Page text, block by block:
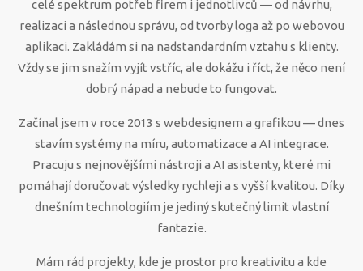
celé spektrum potřeb firem i jednotlivců — od návrhu,
realizaci a následnou správu, od tvorby loga až po webovou
aplikaci. Zakládám si na nadstandardním vztahu s klienty.
Vždy se jim snažím vyjít vstříc, ale dokážu i říct, že něco není
dobrý nápad a nebude to fungovat.
Začínal jsem v roce 2013 s webdesignem a grafikou — dnes
stavím systémy na míru, automatizace a AI integrace.
Pracuju s nejnovějšími nástroji a AI asistenty, které mi
pomáhají doručovat výsledky rychleji a s vyšší kvalitou. Díky
dnešním technologiím je jediný skutečný limit vlastní
fantazie.
Mám rád projekty, kde je prostor pro kreativitu a kde